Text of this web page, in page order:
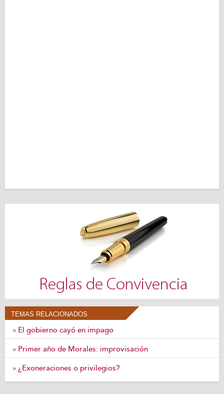
TEMAS RELACIONADOS
» El gobierno cayó en impago
» Primer año de Morales: improvisación
» ¿Exoneraciones o privilegios?